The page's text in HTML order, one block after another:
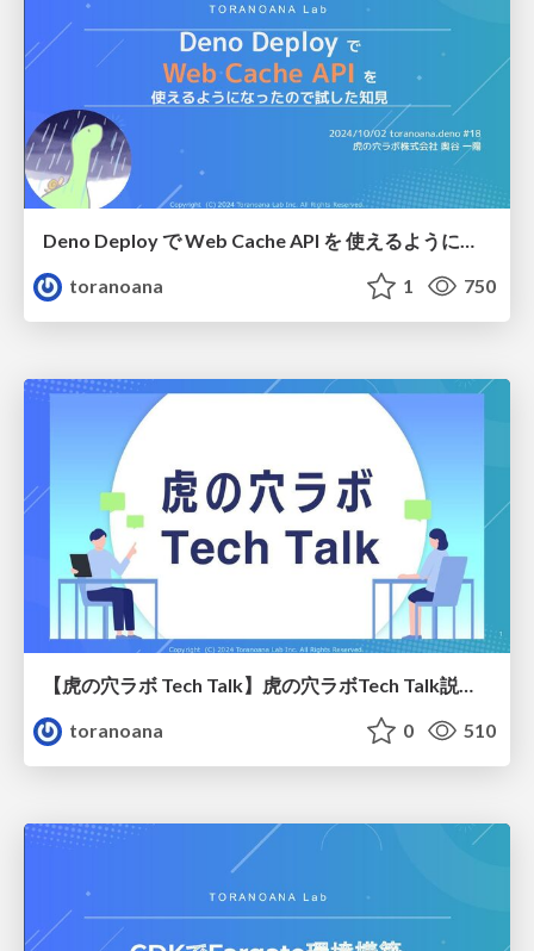
Deno Deploy で Web Cache API を 使えるようになったので試した知見
toranoana
1 750
toranoana
0 510